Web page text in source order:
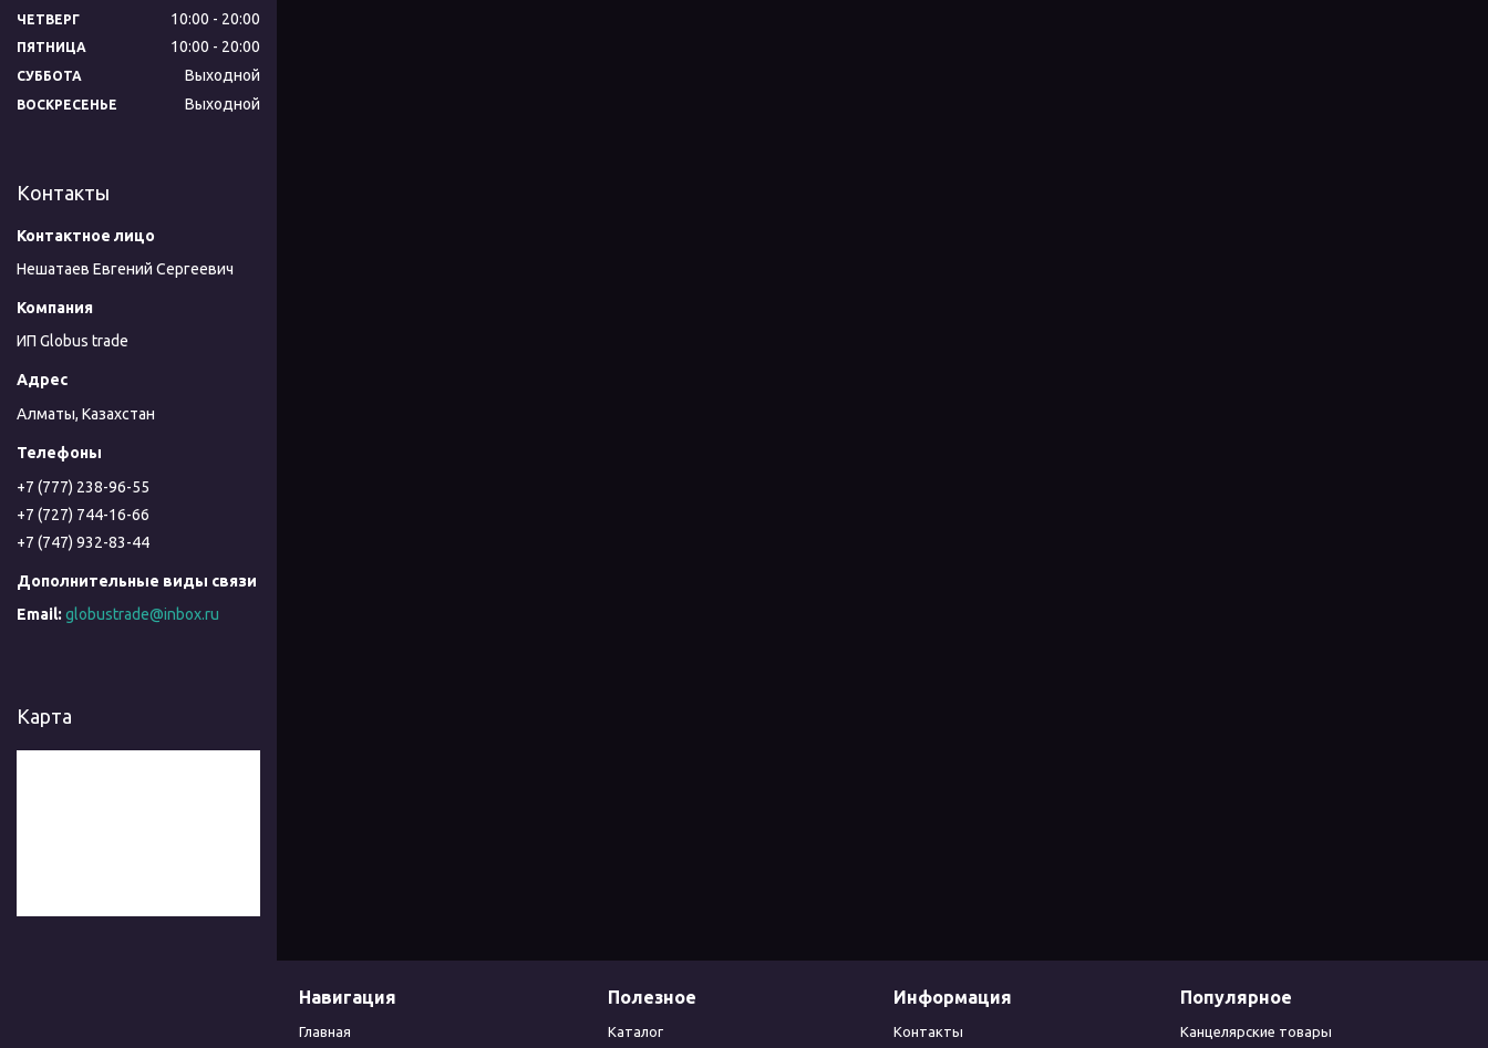
ЧЕТВЕРГ 10:00 20:00
ПЯТНИЦА 10:00 20:00
СУББОТА Выходной
ВОСКРЕСЕНЬЕ Выходной
Контакты
Нешатаев Евгений Сергеевич
ИП Globus trade
Алматы, Казахстан
+7 (777) 238-96-55
+7 (727) 744-16-66
+7 (747) 932-83-44
globustrade@inbox.ru
Карта
Навигация
Главная
Полезное
Каталог
Информация
Контакты
Популярное
Канцелярские товары